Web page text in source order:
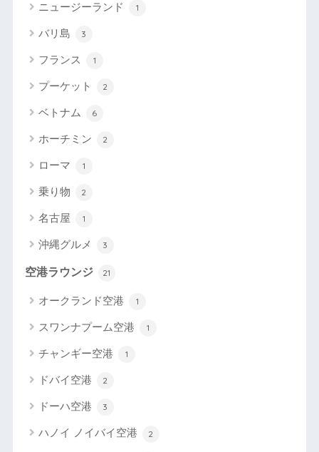
ニュージーランド 1
バリ島 3
フランス 1
プーケット 2
ベトナム 6
ホーチミン 2
ローマ 1
乗り物 2
名古屋 1
沖縄グルメ 3
空港ラウンジ 21
オークランド空港 1
スワンナプーム空港 1
チャンギー空港 1
ドバイ空港 2
ドーハ空港 3
ハノイ ノイバイ空港 2